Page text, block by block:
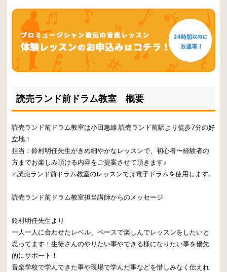
読売ランド前ドラム教室 概要
読売ランド前ドラム教室は小田急線 読売ランド前駅より徒歩7分の好
立地！
担当：鈴村明任先生がきめ細やかなレッスンで、初心者〜経験者の
方までお楽しみ頂ける内容をご提案させて頂きます♪
※読売ランド前ドラム教室のレッスンでは電子ドラムを使用します。
読売ランド前ドラム教室担当講師からのメッセージ
鈴村明任先生より
一人一人に合わせたレベル、ペースで楽しんでレッスンをしたいと
思ってます！生徒さんのやりたい事やできる様になりたい事を優先
的にサポート！
音楽学校で学んできた事や現場で学んだ事などを惜しみなく伝えれ